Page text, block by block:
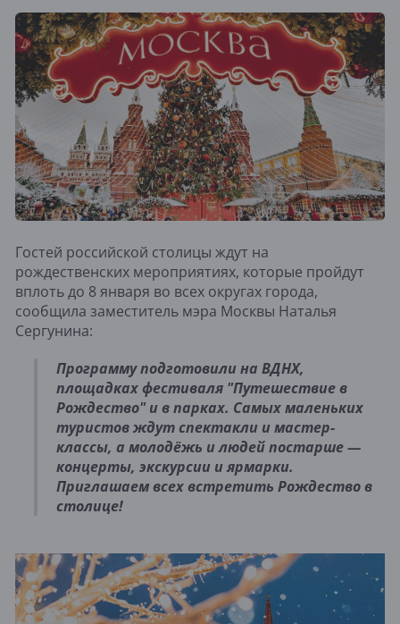
Гостей российской столицы ждут на
рождественских мероприятиях, которые пройдут
вплоть до 8 января во всех округах города,
сообщила заместитель мэра Москвы Наталья
Сергунина:
Программу подготовили на ВДНХ,
площадках фестиваля "Путешествие в
Рождество" и в парках. Самых маленьких
туристов ждут спектакли и мастер-
классы, а молодёжь и людей постарше —
концерты, экскурсии и ярмарки.
Приглашаем всех встретить Рождество в
столице!